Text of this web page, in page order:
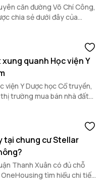
căn đường Võ Chí Công,
chia sẻ dưới đây của
quanh Học viện Y
viện Y Dược học Cổ truyền,
trường mua bán nhà đất
tại chung cư Stellar
Thanh Xuân có đủ chỗ
tìm hiểu chi tiết